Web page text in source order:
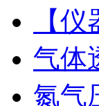
【
气体
氮气